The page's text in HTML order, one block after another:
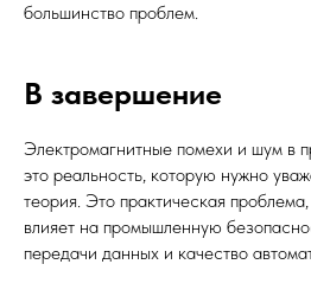
большинство проблем.
В завершение
Электромагнитные помехи и шум в
это реальность, которую нужно
теория. Это практическая
влияет на промышленную
передачи данных и качество